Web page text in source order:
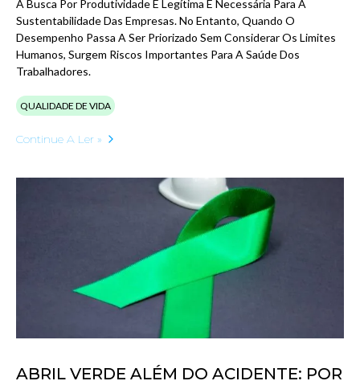
A Busca Por Produtividade É Legítima E Necessária Para A
Sustentabilidade Das Empresas. No Entanto, Quando O
Desempenho Passa A Ser Priorizado Sem Considerar Os Limites
Humanos, Surgem Riscos Importantes Para A Saúde Dos
Trabalhadores.
QUALIDADE DE VIDA
Continue A Ler »
ABRIL VERDE ALÉM DO ACIDENTE: POR